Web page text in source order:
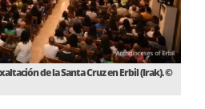
de la Santa Cruz en Erbil (Irak). ©